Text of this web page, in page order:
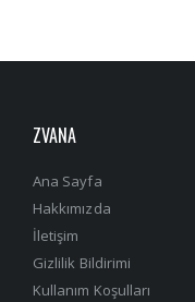
ZVANA
Ana Sayfa
Hakkımızda
İletişim
Gizlilik Bildirimi
Kullanım Koşulları